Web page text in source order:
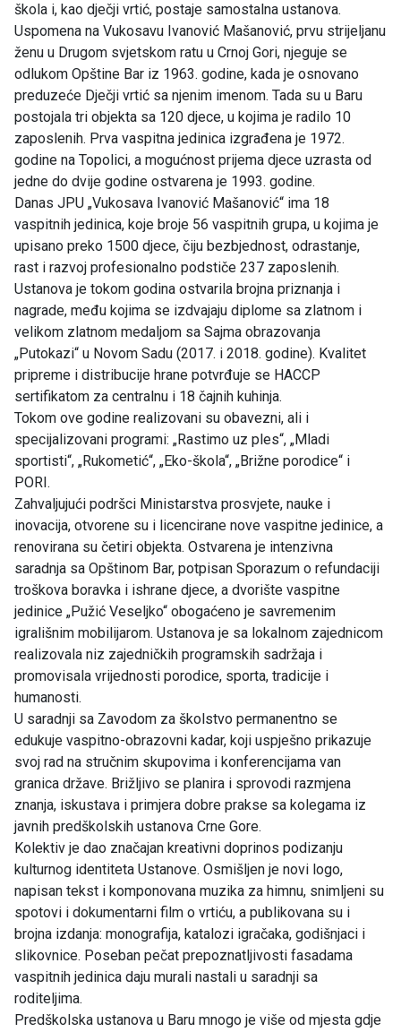
škola i, kao dječji vrtić, postaje samostalna ustanova.
Uspomena na Vukosavu Ivanović Mašanović, prvu strijeljanu
ženu u Drugom svjetskom ratu u Crnoj Gori, njeguje se
odlukom Opštine Bar iz 1963. godine, kada je osnovano
preduzeće Dječji vrtić sa njenim imenom. Tada su u Baru
postojala tri objekta sa 120 djece, u kojima je radilo 10
zaposlenih. Prva vaspitna jedinica izgrađena je 1972.
godine na Topolici, a mogućnost prijema djece uzrasta od
jedne do dvije godine ostvarena je 1993. godine.
Danas JPU „Vukosava Ivanović Mašanović“ ima 18
vaspitnih jedinica, koje broje 56 vaspitnih grupa, u kojima je
upisano preko 1500 djece, čiju bezbjednost, odrastanje,
rast i razvoj profesionalno podstiče 237 zaposlenih.
Ustanova je tokom godina ostvarila brojna priznanja i
nagrade, među kojima se izdvajaju diplome sa zlatnom i
velikom zlatnom medaljom sa Sajma obrazovanja
„Putokazi“ u Novom Sadu (2017. i 2018. godine). Kvalitet
pripreme i distribucije hrane potvrđuje se HACCP
sertifikatom za centralnu i 18 čajnih kuhinja.
Tokom ove godine realizovani su obavezni, ali i
specijalizovani programi: „Rastimo uz ples“, „Mladi
sportisti“, „Rukometić“, „Eko-škola“, „Brižne porodice“ i
PORI.
Zahvaljujući podršci Ministarstva prosvjete, nauke i
inovacija, otvorene su i licencirane nove vaspitne jedinice, a
renovirana su četiri objekta. Ostvarena je intenzivna
saradnja sa Opštinom Bar, potpisan Sporazum o refundaciji
troškova boravka i ishrane djece, a dvorište vaspitne
jedinice „Pužić Veseljko“ obogaćeno je savremenim
igrališnim mobilijarom. Ustanova je sa lokalnom zajednicom
realizovala niz zajedničkih programskih sadržaja i
promovisala vrijednosti porodice, sporta, tradicije i
humanosti.
U saradnji sa Zavodom za školstvo permanentno se
edukuje vaspitno-obrazovni kadar, koji uspješno prikazuje
svoj rad na stručnim skupovima i konferencijama van
granica države. Brižljivo se planira i sprovodi razmjena
znanja, iskustava i primjera dobre prakse sa kolegama iz
javnih predškolskih ustanova Crne Gore.
Kolektiv je dao značajan kreativni doprinos podizanju
kulturnog identiteta Ustanove. Osmišljen je novi logo,
napisan tekst i komponovana muzika za himnu, snimljeni su
spotovi i dokumentarni film o vrtiću, a publikovana su i
brojna izdanja: monografija, katalozi igračaka, godišnjaci i
slikovnice. Poseban pečat prepoznatljivosti fasadama
vaspitnih jedinica daju murali nastali u saradnji sa
roditeljima.
Predškolska ustanova u Baru mnogo je više od mjesta gdje